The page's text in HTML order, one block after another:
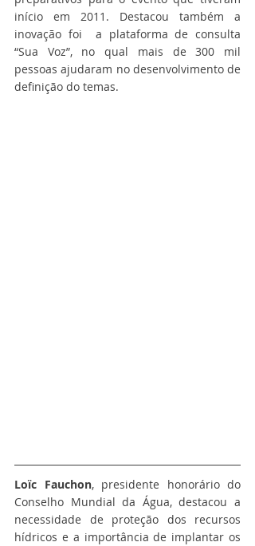
início em 2011. Destacou também a
inovação foi  a plataforma de consulta
“Sua Voz”, no qual mais de 300 mil
pessoas ajudaram no desenvolvimento de
definição do temas.
Loïc Fauchon, presidente honorário do
Conselho Mundial da Água, destacou a
necessidade de proteção dos recursos
hídricos e a importância de implantar os